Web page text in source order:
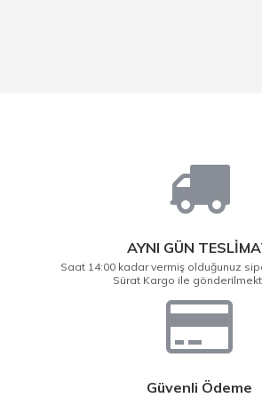
AYNI GÜN
Saat 14:00 kadar vermiş olduğunuz
Sürat Kargo ile
Güvenli Ödeme